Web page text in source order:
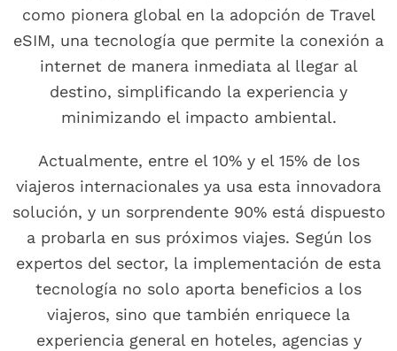
como pionera global en la adopción de Travel
eSIM, una tecnología que permite la conexión a
internet de manera inmediata al llegar al
destino, simplificando la experiencia y
minimizando el impacto ambiental.
Actualmente, entre el 10% y el 15% de los
viajeros internacionales ya usa esta innovadora
solución, y un sorprendente 90% está dispuesto
a probarla en sus próximos viajes. Según los
expertos del sector, la implementación de esta
tecnología no solo aporta beneficios a los
viajeros, sino que también enriquece la
experiencia general en hoteles, agencias y